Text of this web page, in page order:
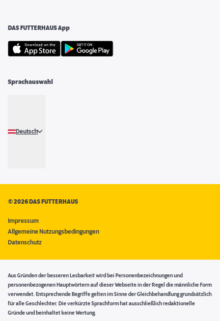
DAS FUTTERHAUS App
Sprachauswahl
Deutsch
©2026 DAS FUTTERHAUS
Impressum
Allgemeine Nutzungsbedingungen
Datenschutz
Aus Gründen der besseren Lesbarkeit wird bei Personenbezeichnungen und
personenbezogenen Hauptwörtern auf dieser Webseite in der Regel die männliche Form
verwendet. Entsprechende Begriffe gelten im Sinne der Gleichbehandlung grundsätzlich
für alle Geschlechter. Die verkürzte Sprachform hat ausschließlich redaktionelle
Gründe und beinhaltet keine Wertung.